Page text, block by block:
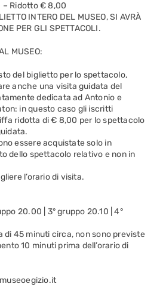
– Ridotto € 8,00
INTERO DEL MUSEO, SI AVRÀ
PER GLI SPETTACOLI.
MUSEO:
del biglietto per lo spettacolo,
anche una visita guidata del
dedicata ad Antonio e
in questo caso gli iscritti
ridotta di € 8,00 per lo spettacolo
essere acquistate solo in
dello spettacolo relativo e non in
l’orario di visita.
20.00 | 3° gruppo 20.10 | 4°
di 45 minuti circa, non sono previste
10 minuti prima dell’orario di